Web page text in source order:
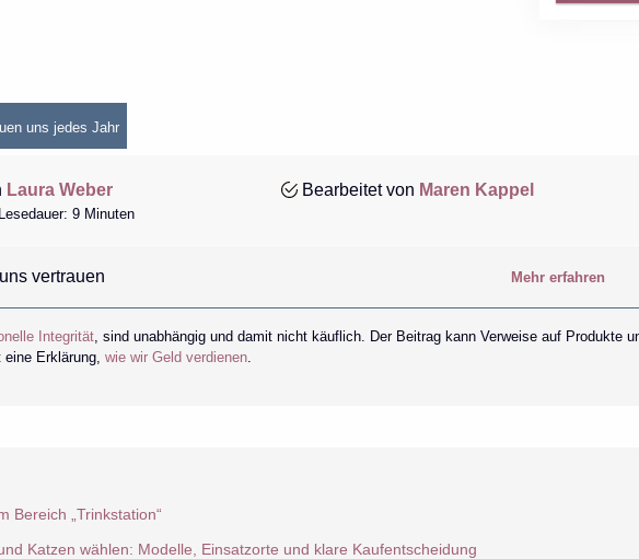
uns jedes Jahr
Laura Weber
9 Minuten
Bearbeitet von Maren Kappel
vertrauen Mehr erfahren
Integrität, sind unabhängig und damit nicht käuflich. Der Beitrag kann Verweise auf Produkte
Erklärung, wie wir Geld verdienen.
Bereich „Trinkstation“
Katzen wählen: Modelle, Einsatzorte und klare Kaufentscheidung